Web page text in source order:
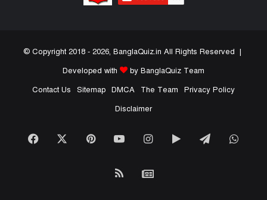
© Copyright 2018 - 2026, BanglaQuiz.in All Rights Reserved |
Developed with
by BanglaQuiz Team
Contact Us
Sitemap DMCA The Team
Privacy Policy
Disclaimer
Facebook PinterestYouTubeInstagram
GoogleTelegram
RSS Google